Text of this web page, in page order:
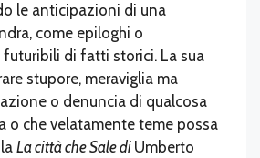
le anticipazioni di una
come epiloghi o
futuribili di fatti storici. La sua
stupore, meraviglia ma
o denuncia di qualcosa
o che velatamente teme possa
La città che Sale di Umberto